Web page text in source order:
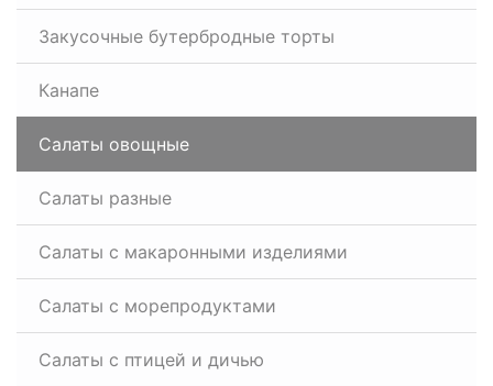
Закусочные бутербродные торты
Канапе
Салаты овощные
Салаты разные
Салаты с макаронными изделиями
Салаты с морепродуктами
Салаты с птицей и дичью